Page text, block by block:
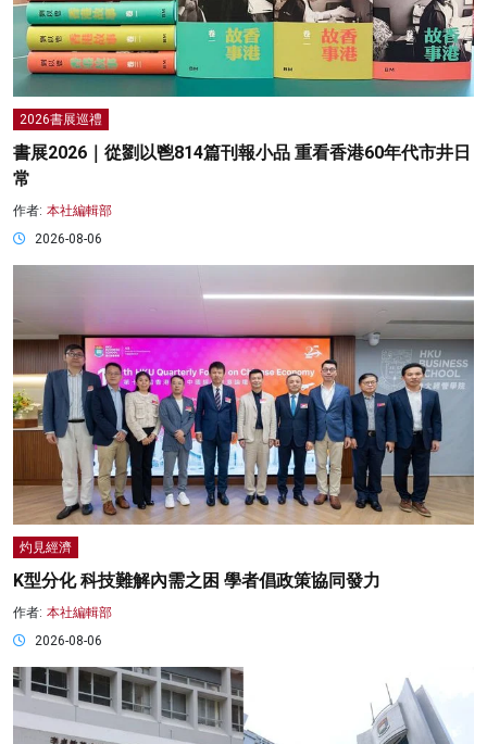
2026書展巡禮
書展2026｜從劉以鬯814篇刊報小品 重看香港60年代市井日
常
作者: 本社編輯部
2026-08-06
灼見經濟
K型分化 科技難解內需之困 學者倡政策協同發力
作者: 本社編輯部
2026-08-06